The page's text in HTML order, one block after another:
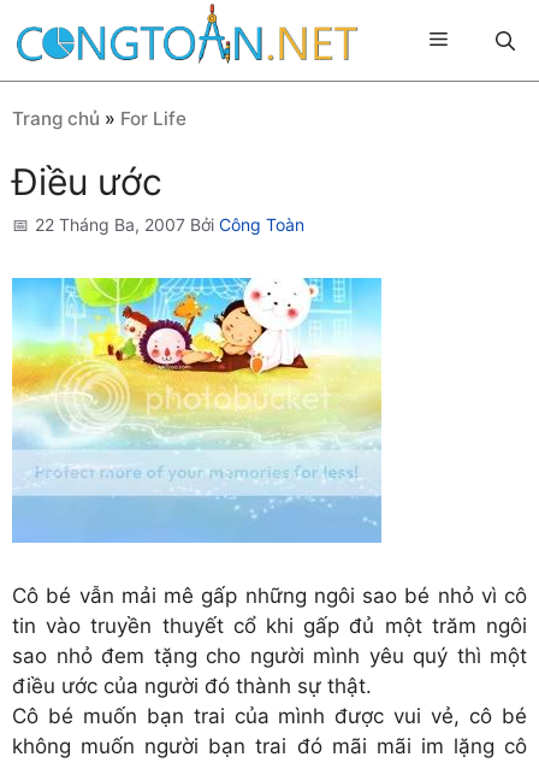
đến
Menu
Trang chủ » For Life
Điều ước
22 Tháng Ba, 2007 Bởi Công Toàn
Cô bé vẫn mải mê gấp những ngôi sao bé nhỏ vì cô
tin vào truyền thuyết cổ khi gấp đủ một trăm ngôi
sao nhỏ đem tặng cho người mình yêu quý thì một
điều ước của người đó thành sự thật.
Cô bé muốn bạn trai của mình được vui vẻ, cô bé
không muốn người bạn trai đó mãi mãi im lặng cô